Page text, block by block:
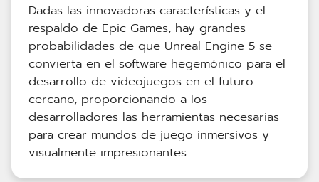
Dadas las innovadoras características y el
respaldo de Epic Games, hay grandes
probabilidades de que Unreal Engine 5 se
convierta en el software hegemónico para el
desarrollo de videojuegos en el futuro
cercano, proporcionando a los
desarrolladores las herramientas necesarias
para crear mundos de juego inmersivos y
visualmente impresionantes.